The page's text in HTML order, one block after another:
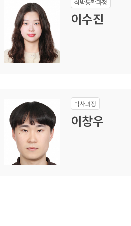
석박통합과정
이수진
박사과정
이창우